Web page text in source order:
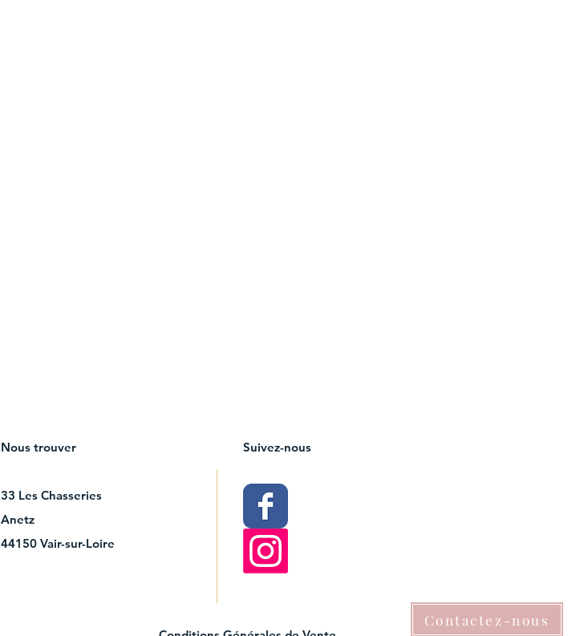
Contactez-nous
33 Les Chasseries
Anetz
44150 Vair-sur-Loire
Suivez-nous
Nous trouver